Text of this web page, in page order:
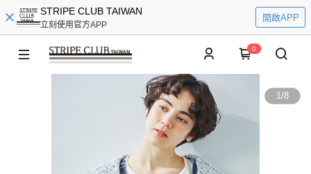
STRIPE CLUB TAIWAN
立刻使用官方APP
開啟APP
0
1/8